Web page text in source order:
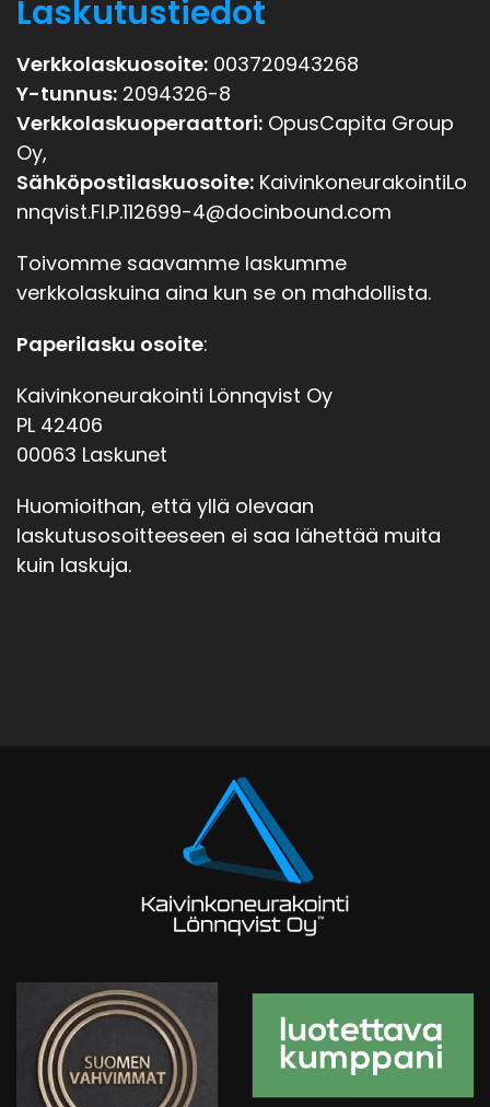
Laskutustiedot
Verkkolaskuosoite: 003720943268
Y-tunnus: 2094326-8
Verkkolaskuoperaattori: OpusCapita Group
Oy,
Sähköpostilaskuosoite: KaivinkoneurakointiLo
nnqvist.FI.P.112699-4@docinbound.com
Toivomme saavamme laskumme
verkkolaskuina aina kun se on mahdollista.
Paperilasku osoite:
Kaivinkoneurakointi Lönnqvist Oy
PL 42406
00063 Laskunet
Huomioithan, että yllä olevaan
laskutusosoitteeseen ei saa lähettää muita
kuin laskuja.